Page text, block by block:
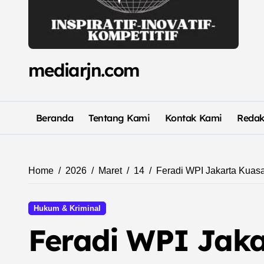
mediarjn.com
Beranda Tentang Kami Kontak Kami
Home 2026 Maret 14 Feradi WPI Jakarta
Hukum & Kriminal
Feradi WPI